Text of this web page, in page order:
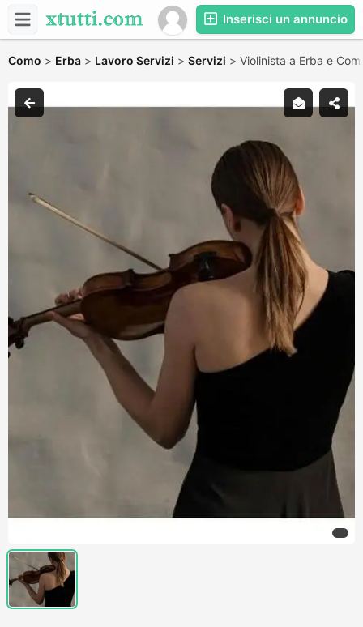
Inserisci un annuncio
Como > Erba > Lavoro Servizi > Servizi > Violinista a Erba e